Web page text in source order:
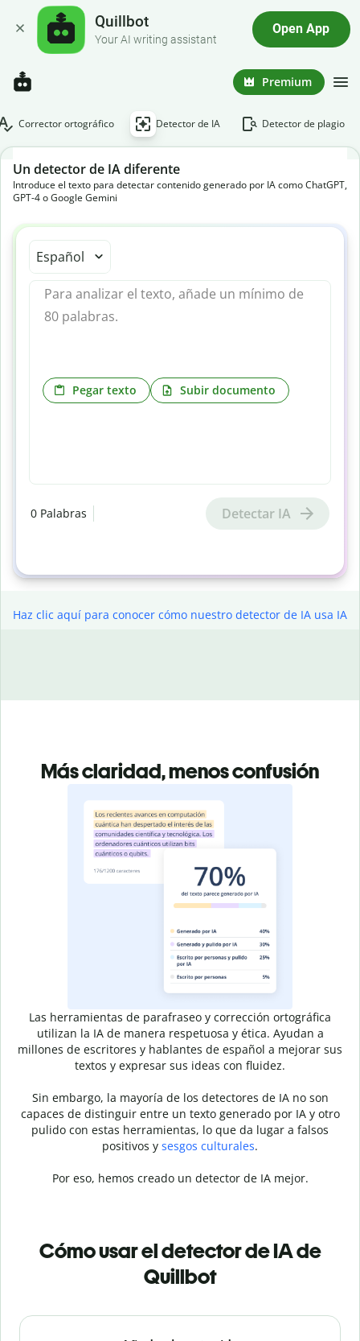
Quillbot
Your AI writing assistant
Open App
Premium
Corrector ortográfico Detector de IA Detector de plagio
Un detector de IA diferente
Introduce el texto para detectar contenido generado por IA como ChatGPT,
GPT-4 o Google Gemini
Español
Pegar texto Subir documento
0 Palabras Detectar IA
Haz clic aquí para conocer cómo nuestro detector de IA usa IA
Más claridad, menos confusión
Las herramientas de parafraseo y corrección ortográfica
utilizan la IA de manera respetuosa y ética. Ayudan a
millones de escritores y hablantes de español a mejorar sus
textos y expresar sus ideas con fluidez.
Sin embargo, la mayoría de los detectores de IA no son
capaces de distinguir entre un texto generado por IA y otro
pulido con estas herramientas, lo que da lugar a falsos
positivos y sesgos culturales.
Por eso, hemos creado un detector de IA mejor.
Cómo usar el detector de IA de
Quillbot
Slide 1 of 3